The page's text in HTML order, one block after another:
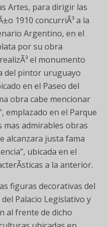
Artes, para dirigir las
1910 concurriÃ³ a la
Argentino, en el
por su obra
el monumento
del pintor uruguayo
en el Paseo del
obra cabe mencionar
emplazado en el Parque
mas admirables obras
alcanzara justa fama
ubicada en el
a la anterior.
figuras decorativas del
Palacio Legislativo y
al frente de dicho